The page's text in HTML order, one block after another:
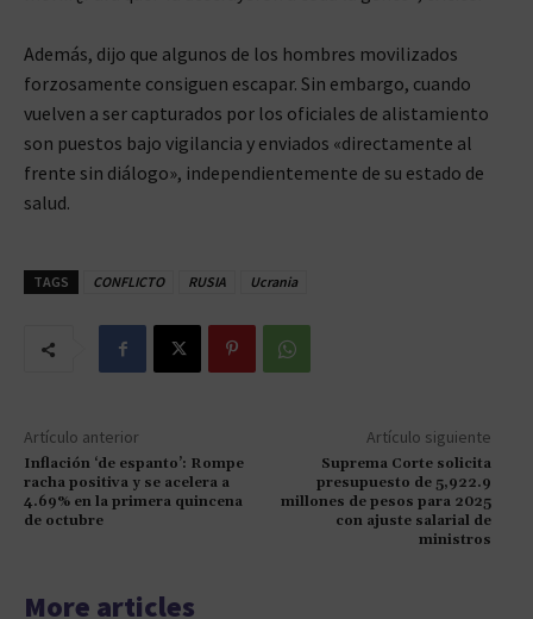
Además, dijo que algunos de los hombres movilizados
forzosamente consiguen escapar. Sin embargo, cuando
vuelven a ser capturados por los oficiales de alistamiento
son puestos bajo vigilancia y enviados «directamente al
frente sin diálogo», independientemente de su estado de
salud.
TAGS CONFLICTO RUSIA Ucrania
Artículo anterior
Inflación ‘de espanto’: Rompe
racha positiva y se acelera a
4.69% en la primera quincena
de octubre
Artículo siguiente
Suprema Corte solicita
presupuesto de 5,922.9
millones de pesos para 2025
con ajuste salarial de
ministros
More articles